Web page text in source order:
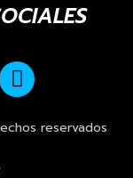
reservados